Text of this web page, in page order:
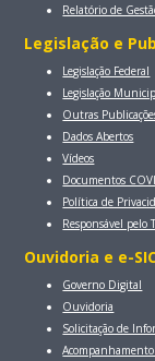
Relatório de
Legislação e
Legislação Federal
Legislação
Outras
Dados Abertos
Vídeos
Documentos
Política de
Responsável pelo
Ouvidoria e e-SIC
Governo Digital
Ouvidoria
Solicitação de